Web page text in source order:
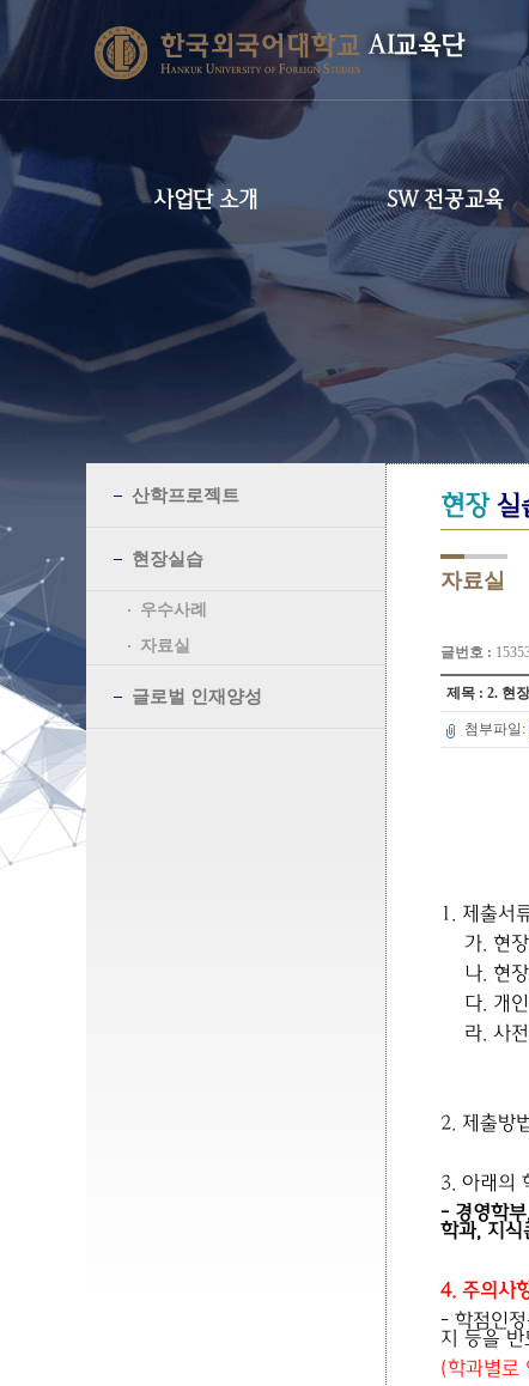
AI교육단
사업단 소개 SW 전공교육
산학프로젝트
현장실습
우수사례
자료실
글로벌 인재양성
현장실
자료실
글번호 :
제목 : 2. 현
첨부파일:
1. 제출서
가. 현
나. 현
다. 개
라. 사
2. 제출방
3. 아래의
- 경영학
학과, 지식
4. 주의사
- 학점인
지 등을
(학과별로